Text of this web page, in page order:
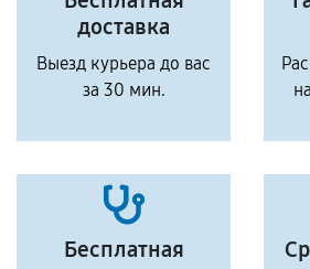
доставка
Выезд курьера до вас
за 30 мин.
Бесплатная